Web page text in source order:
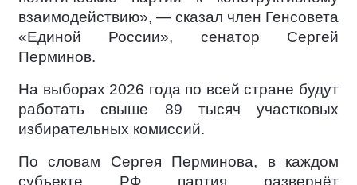
взаимодействию», — сказал член Генсовета
«Единой России», сенатор Сергей
Перминов.
На выборах 2026 года по всей стране будут
работать свыше 89 тысяч участковых
избирательных комиссий.
По словам Сергея Перминова, в каждом
субъекте РФ партия развернёт